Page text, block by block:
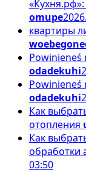
omupe
квартиры
Powinieneś
odadekuhi
Powinieneś
odadekuhi
Как
отопления
Как
обработки
03:50